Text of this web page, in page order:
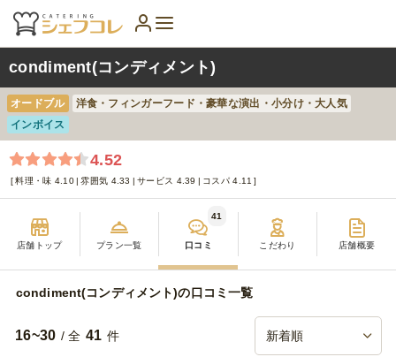
condiment(コンディメント)
オードブル
洋食・フィンガーフード・豪華な演出・小分け・大人気
インボイス
4.52
料理・味 4.10 雰囲気 4.33 サービス 4.39 コスパ 4.11
店舗トップ プラン一覧 口コミ
41
こだわり 店舗概要
condiment(コンディメント)の口コミ一覧
16~30 / 全 41 件